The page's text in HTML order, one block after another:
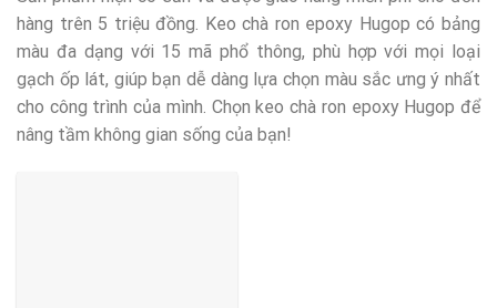
hàng trên 5 triệu đồng. Keo chà ron epoxy Hugop có bảng
màu đa dạng với 15 mã phổ thông, phù hợp với mọi loại
gạch ốp lát, giúp bạn dễ dàng lựa chọn màu sắc ưng ý nhất
cho công trình của mình. Chọn keo chà ron epoxy Hugop để
nâng tầm không gian sống của bạn!